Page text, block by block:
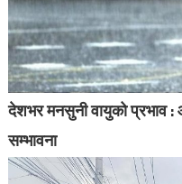
देशभर मनसुनी वायुको प्रभाव :
सम्भावना